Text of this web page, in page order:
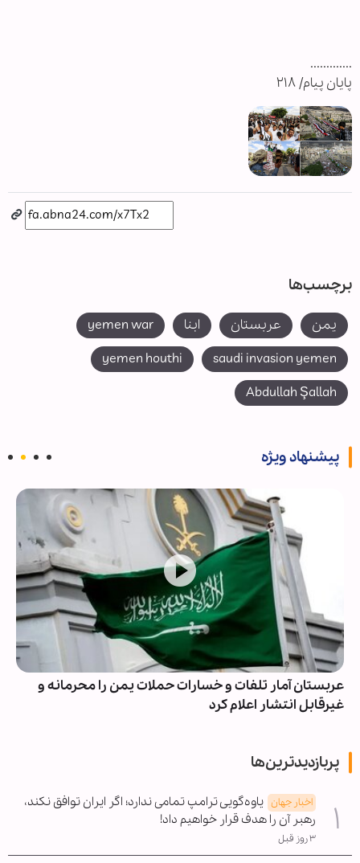
.............
پایان پیام/ ۲۱۸
برچسب‌ها
یمن عربستان ابنا
yemen war
saudi invasion yemen
yemen houthi
Abdullah Şallah
پیشنهاد ویژه
عربستان آمار تلفات و خسارات حملات یمن را محرمانه و
غیرقابل انتشار اعلام کرد
پربازدیدترین‌ها
اخبار جهان یاوه‌گویی ترامپ تمامی ندارد؛ اگر ایران توافق نکند،
رهبر آن را هدف قرار خواهیم داد!
۳ روز قبل